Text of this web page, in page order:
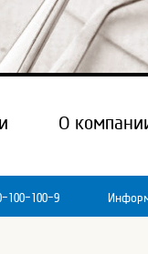
О
100-100-9